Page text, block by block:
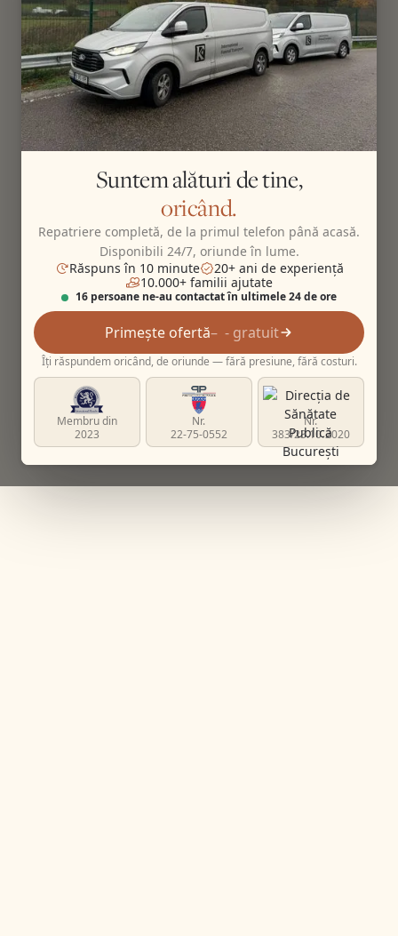
Suntem alături de tine,
oricând.
Repatriere completă, de la primul telefon până acasă.
Disponibili 24/7, oriunde în lume.
Răspuns în 10 minute
20+ ani de experiență
10.000+ familii ajutate
16 persoane ne-au contactat în ultimele 24 de ore
Primește ofertă - gratuit
Îți răspundem oricând, de oriunde — fără presiune, fără costuri.
Membru din
2023
Nr.
22-75-0552
Nr.
383/23.10.2020